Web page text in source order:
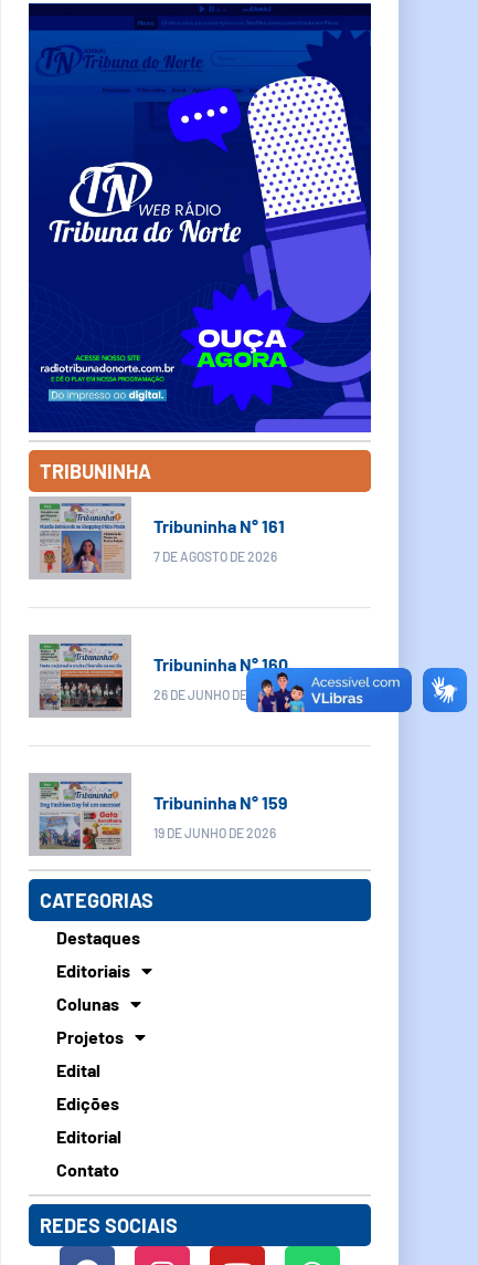
TRIBUNINHA
Tribuninha N° 161
7 DE AGOSTO DE 2026
Tribuninha N° 160
26 DE JUNHO DE 2026
Tribuninha N° 159
19 DE JUNHO DE 2026
CATEGORIAS
Destaques
Editoriais
Colunas
Projetos
Edital
Edições
Editorial
Contato
REDES SOCIAIS